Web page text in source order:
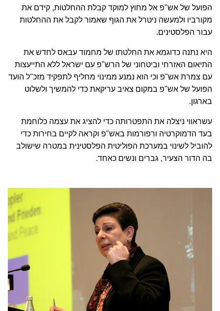
הפועל של אש"פ אל מחוץ למוקד קבלת ההחלטות, קידם את
מקורביו ולמעשה ניטרל את הגוף שאמור לקבל את ההחלטות
עבור הפלסטינים.
היא נתנה כדוגמא את החלטתו של מחמוד עבאס לחדש את
התיאום האזרחי וביטחוני של הרש"פ עם ישראל ללא התייעצות
עם צמרת אש"פ וכי הוא נמנע ממינוי מחליף לתפקיד מזכ"ל הועד
הפועל של אש"פ במקום צאיב עריקאת כדי להמשיך ולשלוט
בארגון.
עשראווי ניצלה את התפטרותה כדי להציג את עצמה כלוחמת
בעד הדמוקרטיה ורפורמות באש"פ וקראה לקיים בחירות כדי
להוביל לשינוי במערכת הפוליטית הפלסטינית במטרה שישולב
בה הדור הצעיר, גברים ונשים כאחד.